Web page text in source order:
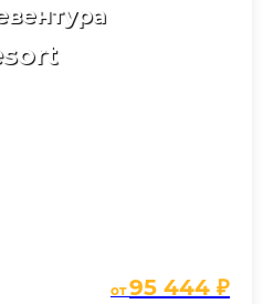
от95 444 ₽